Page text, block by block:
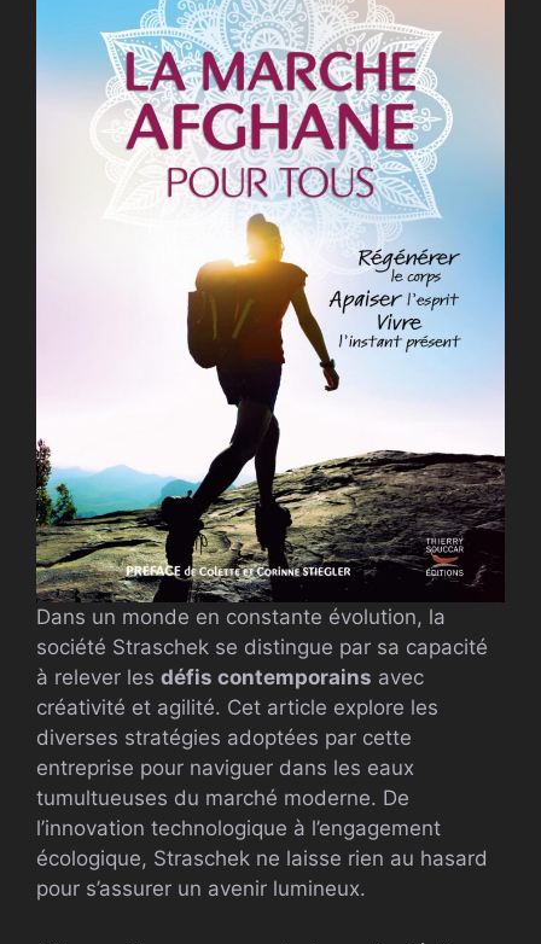
Dans un monde en constante évolution, la
société Straschek se distingue par sa capacité
à relever les défis contemporains avec
créativité et agilité. Cet article explore les
diverses stratégies adoptées par cette
entreprise pour naviguer dans les eaux
tumultueuses du marché moderne. De
l’innovation technologique à l’engagement
écologique, Straschek ne laisse rien au hasard
pour s’assurer un avenir lumineux.